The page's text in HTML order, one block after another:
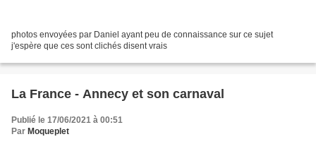
photos envoyées par Daniel ayant peu de connaissance sur ce sujet
j'espère que ces sont clichés disent vrais
La France - Annecy et son carnaval
Publié le 17/06/2021 à 00:51
Par Moqueplet